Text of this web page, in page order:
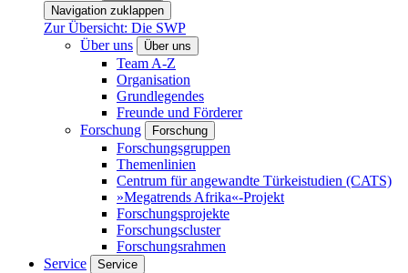
Navigation zuklappen
Zur Übersicht: Die SWP
Über uns
Über uns
Team A-Z
Organisation
Grundlegendes
Freunde und Förderer
Forschung
Forschung
Forschungsgruppen
Themenlinien
Centrum für angewandte Türkeistudien (CATS)
»Megatrends Afrika«-Projekt
Forschungsprojekte
Forschungscluster
Forschungsrahmen
Service
Service